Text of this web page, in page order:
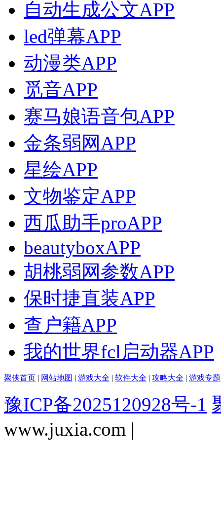
自动生成公文APP
led弹幕APP
动漫类APP
觅音APP
赛马娘语音包APP
金条弱网APP
星绘APP
文物鉴定APP
西瓜助手proAPP
beautyboxAPP
胡桃弱网参数APP
保时捷直装APP
查户籍APP
我的世界fcl启动器APP
聚侠首页 | 网站地图 | 游戏大全 | 软件大全 | 攻略大全 | 游戏专题
豫ICP备2025120928号-1
www.juxia.com |